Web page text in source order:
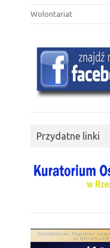
Wolontariat
Przydatne linki